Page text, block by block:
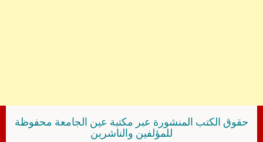
حقوق الكتب المنشورة عبر مكتبة عين الجامعة محفوظة
للمؤلفين والناشرين